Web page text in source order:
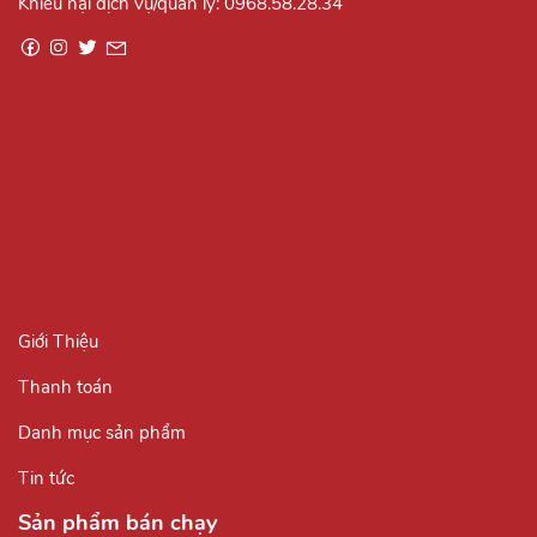
Giới Thiệu
Thanh toán
Danh mục sản phẩm
Tin tức
Sản phẩm bán chạy